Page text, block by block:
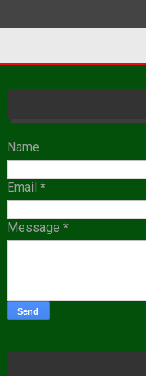
Name
Email *
Message *